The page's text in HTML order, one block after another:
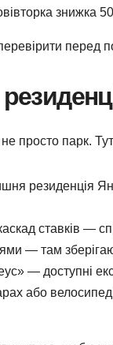
знижка
перед
просто парк.
резиденція
ставків —
— там
— доступні
або